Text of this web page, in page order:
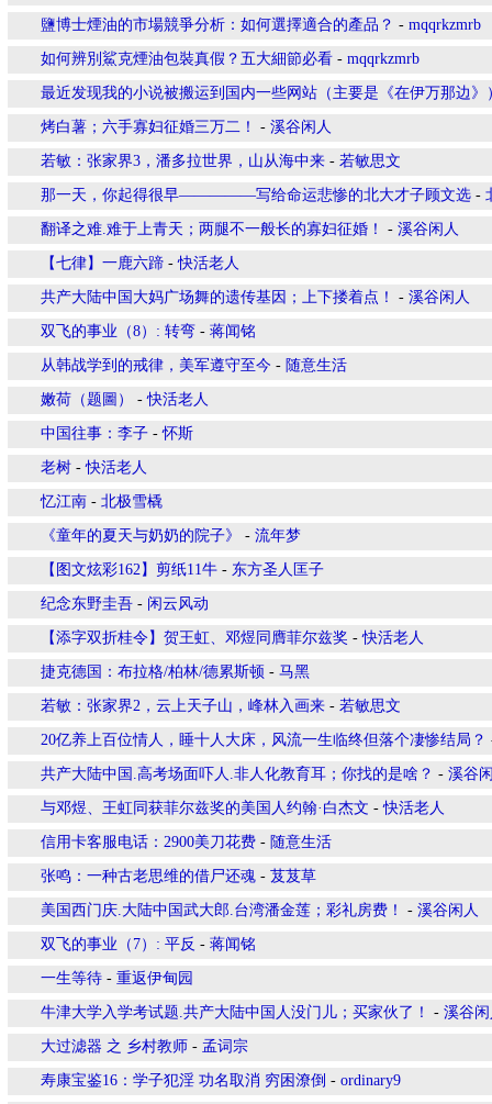
鹽博士煙油的市場競爭分析：如何選擇適合的產品？ - mqqrkzmrb
如何辨別鯊克煙油包裝真假？五大細節必看 - mqqrkzmrb
最近发现我的小说被搬运到国内一些网站（主要是《在伊万那边》
烤白薯；六手寡妇征婚三万二！ - 溪谷闲人
若敏：张家界3，潘多拉世界，山从海中来 - 若敏思文
那一天，你起得很早—————写给命运悲惨的北大才子顾文选 -
翻译之难.难于上青天；两腿不一般长的寡妇征婚！ - 溪谷闲人
【七律】一鹿六蹄 -快活老人
共产大陆中国大妈广场舞的遗传基因；上下搂着点！ - 溪谷闲人
双飞的事业（8）: 转弯 - 蒋闻铭
从韩战学到的戒律，美军遵守至今 - 随意生活
嫩荷（题圖） -快活老人
中国往事：李子 -怀斯
老树 -快活老人
忆江南 - 北极雪橇
《童年的夏天与奶奶的院子》 - 流年梦
【图文炫彩162】剪纸11牛 - 东方圣人匡子
纪念东野圭吾 - 闲云风动
【添字双折桂令】贺王虹、邓煜同膺菲尔兹奖 -快活老人
捷克德国：布拉格/柏林/德累斯顿 - 马黑
若敏：张家界2，云上天子山，峰林入画来 - 若敏思文
20亿养上百位情人，睡十人大床，风流一生临终但落个凄惨结局？
共产大陆中国.高考场面吓人.非人化教育耳；你找的是啥？ - 溪谷
与邓煜、王虹同获菲尔兹奖的美国人约翰·白杰文 -快活老人
信用卡客服电话：2900美刀花费 - 随意生活
张鸣：一种古老思维的借尸还魂 - 芨芨草
美国西门庆.大陆中国武大郎.台湾潘金莲；彩礼房费！ - 溪谷闲人
双飞的事业（7）: 平反 - 蒋闻铭
一生等待 - 重返伊甸园
牛津大学入学考试题.共产大陆中国人没门儿；买家伙了！ - 溪谷
大过滤器 之 乡村教师 - 孟词宗
寿康宝鉴16：学子犯淫 功名取消 穷困潦倒 - ordinary9